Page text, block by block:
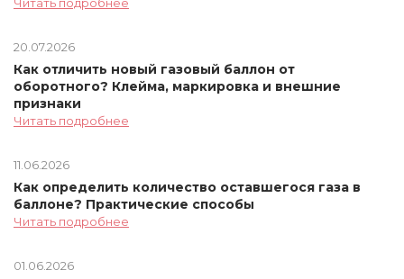
20.07.2026
Как отличить новый газовый баллон от
оборотного? Клейма, маркировка и внешние
признаки
Читать подробнее
11.06.2026
Как определить количество оставшегося газа в
баллоне? Практические способы
Читать подробнее
01.06.2026